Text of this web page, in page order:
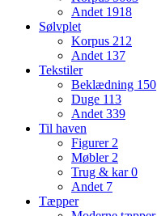
Andet 1918
Sølvplet
Korpus 212
Andet 137
Tekstiler
Beklædning 150
Duge 113
Andet 339
Til haven
Figurer 2
Møbler 2
Trug & kar0
Andet 7
Tæpper